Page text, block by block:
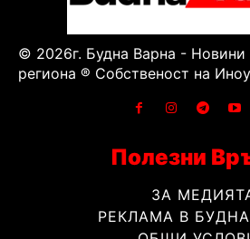
© 2026г. Будна Варна - Новини
региона ® Собственост на
Полезни
ЗА
РЕКЛАМА В